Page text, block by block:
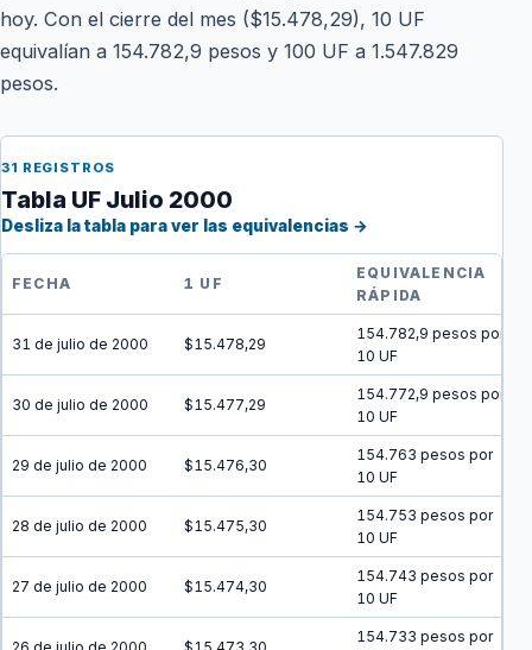
hoy. Con el cierre del mes ($15.478,29), 10 UF
equivalían a 154.782,9 pesos y 100 UF a 1.547.829
pesos.
31 REGISTROS
Tabla UF Julio 2000
Desliza la tabla para ver las equivalencias →
FECHA 1 UF
EQUIVALENCIA
RÁPIDA
31 de julio de 2000 $15.478,29
154.782,9 pesos por
10 UF
30 de julio de 2000 $15.477,29
154.772,9 pesos por
10 UF
29 de julio de 2000 $15.476,30
154.763 pesos por
10 UF
28 de julio de 2000 $15.475,30
154.753 pesos por
10 UF
27 de julio de 2000 $15.474,30
154.743 pesos por
10 UF
154.733 pesos por